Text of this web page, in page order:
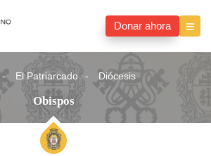
Donar ahora
El Patriarcado Diócesis
Obispos